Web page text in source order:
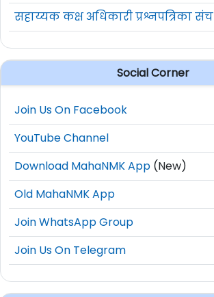
सहाय्यक कक्ष अधिकारी प्रश्नपत्रिका संच
Social Corner
Join Us On Facebook
YouTube Channel
Download MahaNMK App (New)
Old MahaNMK App
Join WhatsApp Group
Join Us On Telegram